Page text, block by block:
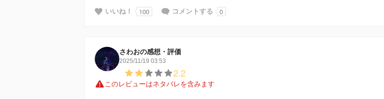
いいね！ 100 コメントする 0
さわおの感想・評価
2025/11/19 03:53
2.2
このレビューはネタバレを含みます